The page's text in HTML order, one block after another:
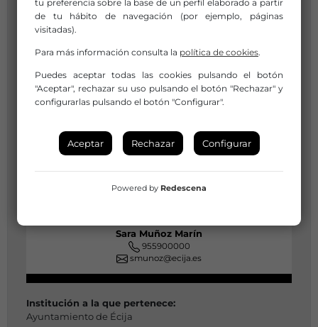
Sara Muñoz Marín
955900000
smunoz@ecija.es
Institución a la que pertenece:
Ayuntamiento de Écija
tu preferencia sobre la base de un perfil elaborado a partir
de tu hábito de navegación (por ejemplo, páginas
visitadas).
Para más información consulta la política de cookies.
Puedes aceptar todas las cookies pulsando el botón
"Aceptar", rechazar su uso pulsando el botón "Rechazar" y
configurarlas pulsando el botón "Configurar".
Aceptar Rechazar Configurar
Powered by Redescena